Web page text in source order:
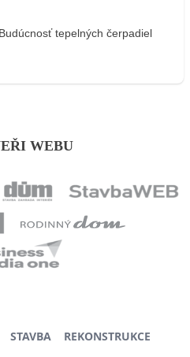
tepelných čerpadiel
WEBU
STAVBA
REKONSTRUKCE